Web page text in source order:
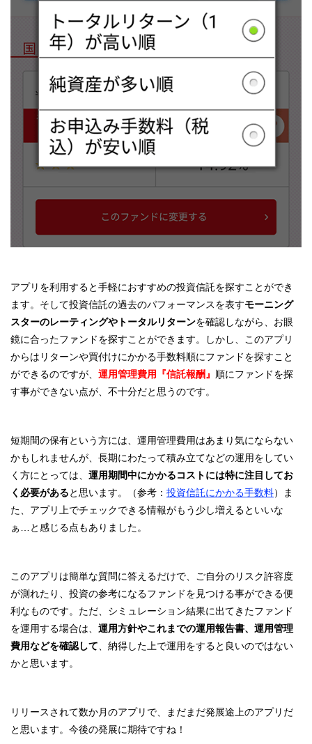
アプリを利用すると手軽におすすめの投資信託を探すことができ
ます。そして投資信託の過去のパフォーマンスを表すモーニング
スターのレーティングやトータルリターンを確認しながら、お眼
鏡に合ったファンドを探すことができます。しかし、このアプリ
からはリターンや買付けにかかる手数料順にファンドを探すこと
ができるのですが、 運用管理費用『信託報酬』 順にファンドを探
す事ができない点が、不十分だと思うのです。
短期間の保有という方には、運用管理費用はあまり気にならない
かもしれませんが、長期にわたって積み立てなどの運用をしてい
く方にとっては、 運用期間中にかかるコストには特に注目してお
く必要があると思います。（参考： 投資信託にかかる手数料）ま
た、アプリ上でチェックできる情報がもう少し増えるといいな
ぁ…と感じる点もありました。
このアプリは簡単な質問に答えるだけで、ご自分のリスク許容度
が測れたり、投資の参考になるファンドを見つける事ができる便
利なものです。ただ、シミュレーション結果に出てきたファンド
を運用する場合は、 運用方針やこれまでの運用報告書、運用管理
費用などを確認して 、納得した上で運用をすると良いのではない
かと思います。
リリースされて数か月のアプリで、まだまだ発展途上のアプリだ
と思います。今後の発展に期待ですね！